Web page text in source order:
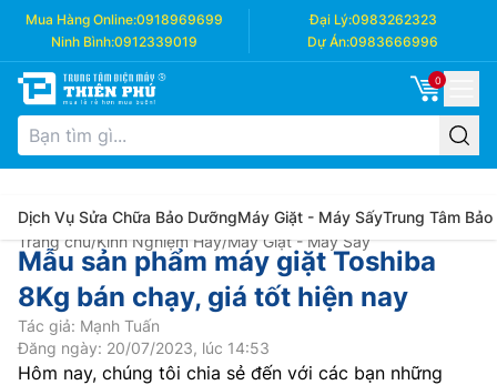
Mua Hàng Online:0918969699 Đại Lý:0983262323
Ninh Bình:0912339019 Dự Án:0983666996
0
Dịch Vụ Sửa Chữa Bảo DưỡngMáy Giặt - Máy SấyTrung Tâm Bảo
Trang chủ/Kinh Nghiệm Hay/Máy Giặt - Máy Sấy
Mẫu sản phẩm máy giặt Toshiba
8Kg bán chạy, giá tốt hiện nay
Tác giả: Mạnh Tuấn
Đăng ngày: 20/07/2023, lúc 14:53
Hôm nay, chúng tôi chia sẻ đến với các bạn những